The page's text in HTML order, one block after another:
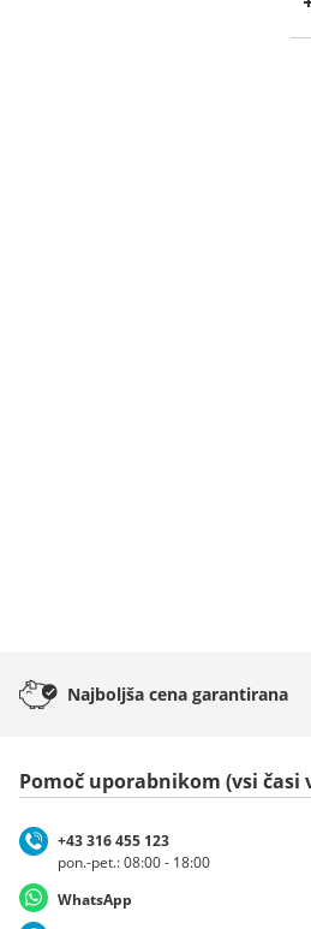
Najboljša cena garantirana
Pomoč uporabnikom (vsi časi
+43 316 455 123
pon.-pet.: 08:00 - 18:00
WhatsApp